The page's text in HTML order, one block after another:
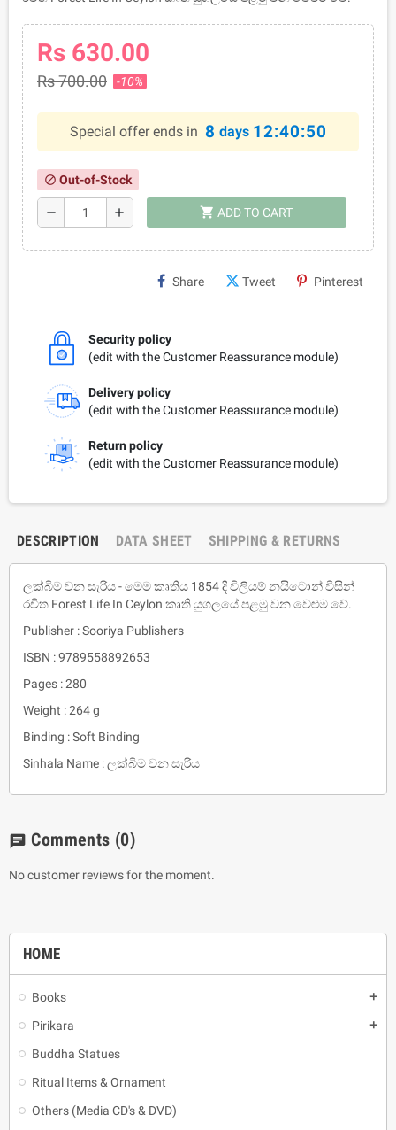
HOME
Books add
Pirikara add
Buddha Statues
Ritual Items & Ornament
Others (Media CD's & DVD)
Rs 630.00
Rs 700.00 -10%
Special offer ends in 8 days 12:40:50
block Out-of-Stock
remove add shopping_cart ADD TO CART
Share Tweet Pinterest
Security policy
(edit with the Customer Reassurance module)
Delivery policy
(edit with the Customer Reassurance module)
Return policy
(edit with the Customer Reassurance module)
DESCRIPTION DATA SHEET SHIPPING & RETURNS
ලක්බිම වන සැරිය - මෙම කෘතිය 1854 දී විලියම් නයිටොන් විසින්
රචිත Forest Life In Ceylon කෘති යුගලයේ පළමු වන වෙළුම වේ.
Publisher : Sooriya Publishers
ISBN : 9789558892653
Pages : 280
Weight : 264 g
Binding : Soft Binding
Sinhala Name : ලක්බිම වන සැරිය
chat Comments (0)
No customer reviews for the moment.